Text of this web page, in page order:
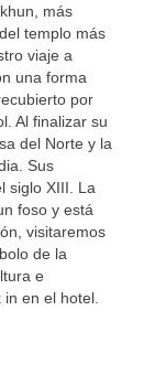
más
templo más
viaje a
una forma
por
Al finalizar su
del Norte y la
Sus
siglo XIII. La
foso y está
visitaremos
de la
e
en el hotel.